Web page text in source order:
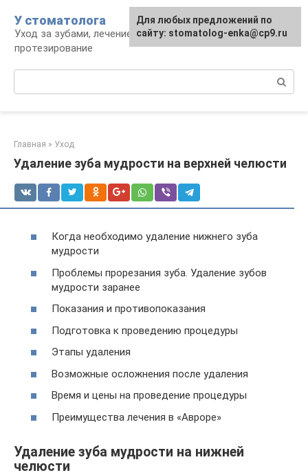
контенту
У стоматолога
Уход за зубами, лечение, удаление,
протезирование
Главная » Уход
Удаление зуба мудрости на верхней челюсти
Когда необходимо удаление нижнего зуба
мудрости
Проблемы прорезания зуба. Удаление зубов
мудрости заранее
Показания и противопоказания
Подготовка к проведению процедуры
Этапы удаления
Возможные осложнения после удаления
Время и цены на проведение процедуры
Преимущества лечения в «Авроре»
Удаление зуба мудрости на нижней
челюсти
Для любых предложений по
сайту: stomatolog-enka@cp9.ru